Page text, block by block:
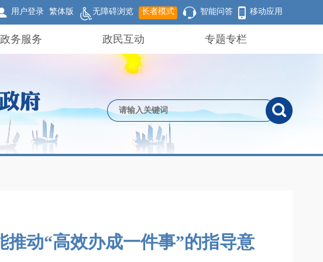
用户登录 繁体版 无障碍浏览 长者模式 智能问答 移动应用
政务服务 政民互动 专题专栏
动“高效办成一件事”的指导意